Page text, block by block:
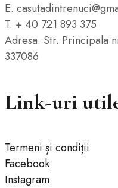
E.
T. + 40 721 893 375
Adresa. Str. Principala
337086
Link-uri
Termeni și condiții
Facebook
Instagram